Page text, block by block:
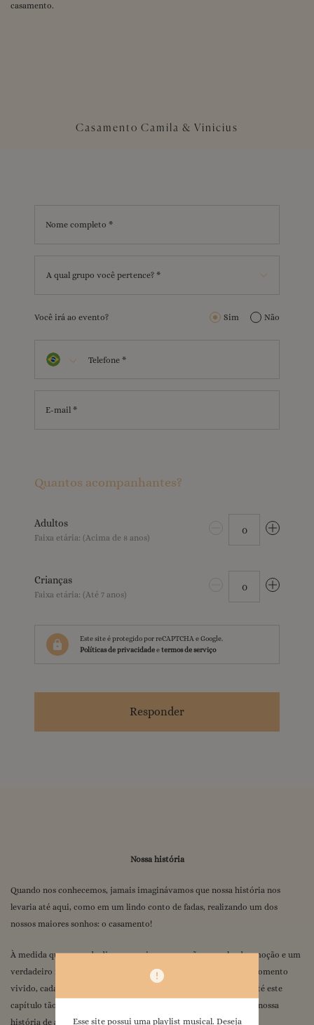
Esse site possui uma playlist musical. Deseja
casamento.
Casamento Camila & Vinicius
Nome completo *
A qual grupo você pertence? *
Você irá ao evento? Sim Não
Telefone *
E-mail *
Quantos acompanhantes?
Adultos
Faixa etária: (Acima de 8 anos)
0
Crianças
Faixa etária: (Até 7 anos)
0
Este site é protegido por reCAPTCHA e Google.
Políticas de privacidadeetermos de serviço
Responder
Nossa história
Quando nos conhecemos, jamais imaginávamos que nossa história nos
levaria até aqui, como em um lindo conto de fadas, realizando um dos
nossos maiores sonhos: o casamento!
À medida que o grande dia se aproxima, o coração se enche de emoção e um
verdadeiro filme passa pela nossa mente, trazendo à tona cada momento
vivido, cada desafio superado e cada lembrança que nos trouxe até este
capítulo tão especial. E como é bom revisitar cada pedacinho da nossa
história de amor.